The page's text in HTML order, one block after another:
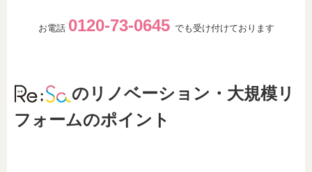
お電話 0120-73-0645 でも受け付けております
のリノベーション・大規模リ
フォームのポイント